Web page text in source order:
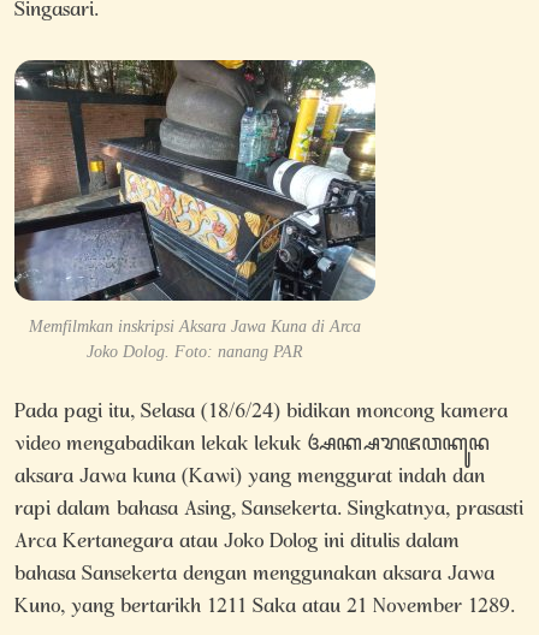
Singasari.
Memfilmkan inskripsi Aksara Jawa Kuna di Arca
Joko Dolog. Foto: nanang PAR
Pada pagi itu, Selasa (18/6/24) bidikan moncong kamera
video mengabadikan lekak lekuk ꦄꦏ꧀ꦱꦫꦗꦮꦏꦸꦤ
aksara Jawa kuna (Kawi) yang menggurat indah dan
rapi dalam bahasa Asing, Sansekerta. Singkatnya, prasasti
Arca Kertanegara atau Joko Dolog ini ditulis dalam
bahasa Sansekerta dengan menggunakan aksara Jawa
Kuno, yang bertarikh 1211 Saka atau 21 November 1289.